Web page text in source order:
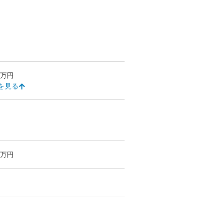
万円
見る
万円